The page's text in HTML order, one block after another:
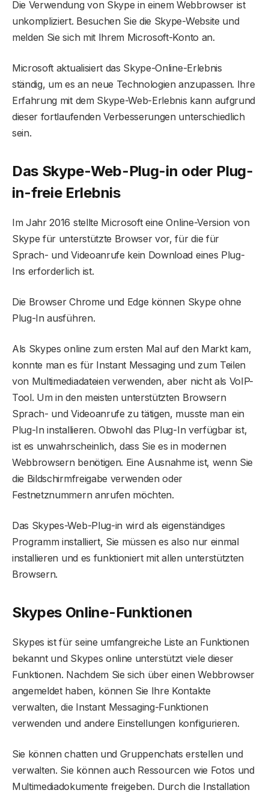
Die Verwendung von Skype in einem Webbrowser ist
unkompliziert. Besuchen Sie die Skype-Website und
melden Sie sich mit Ihrem Microsoft-Konto an.
Microsoft aktualisiert das Skype-Online-Erlebnis
ständig, um es an neue Technologien anzupassen. Ihre
Erfahrung mit dem Skype-Web-Erlebnis kann aufgrund
dieser fortlaufenden Verbesserungen unterschiedlich
sein.
Das Skype-Web-Plug-in oder Plug-
in-freie Erlebnis
Im Jahr 2016 stellte Microsoft eine Online-Version von
Skype für unterstützte Browser vor, für die für
Sprach- und Videoanrufe kein Download eines Plug-
Ins erforderlich ist.
Die Browser Chrome und Edge können Skype ohne
Plug-In ausführen.
Als Skypes online zum ersten Mal auf den Markt kam,
konnte man es für Instant Messaging und zum Teilen
von Multimediadateien verwenden, aber nicht als VoIP-
Tool. Um in den meisten unterstützten Browsern
Sprach- und Videoanrufe zu tätigen, musste man ein
Plug-In installieren. Obwohl das Plug-In verfügbar ist,
ist es unwahrscheinlich, dass Sie es in modernen
Webbrowsern benötigen. Eine Ausnahme ist, wenn Sie
die Bildschirmfreigabe verwenden oder
Festnetznummern anrufen möchten.
Das Skypes-Web-Plug-in wird als eigenständiges
Programm installiert, Sie müssen es also nur einmal
installieren und es funktioniert mit allen unterstützten
Browsern.
Skypes Online-Funktionen
Skypes ist für seine umfangreiche Liste an Funktionen
bekannt und Skypes online unterstützt viele dieser
Funktionen. Nachdem Sie sich über einen Webbrowser
angemeldet haben, können Sie Ihre Kontakte
verwalten, die Instant Messaging-Funktionen
verwenden und andere Einstellungen konfigurieren.
Sie können chatten und Gruppenchats erstellen und
verwalten. Sie können auch Ressourcen wie Fotos und
Multimediadokumente freigeben. Durch die Installation